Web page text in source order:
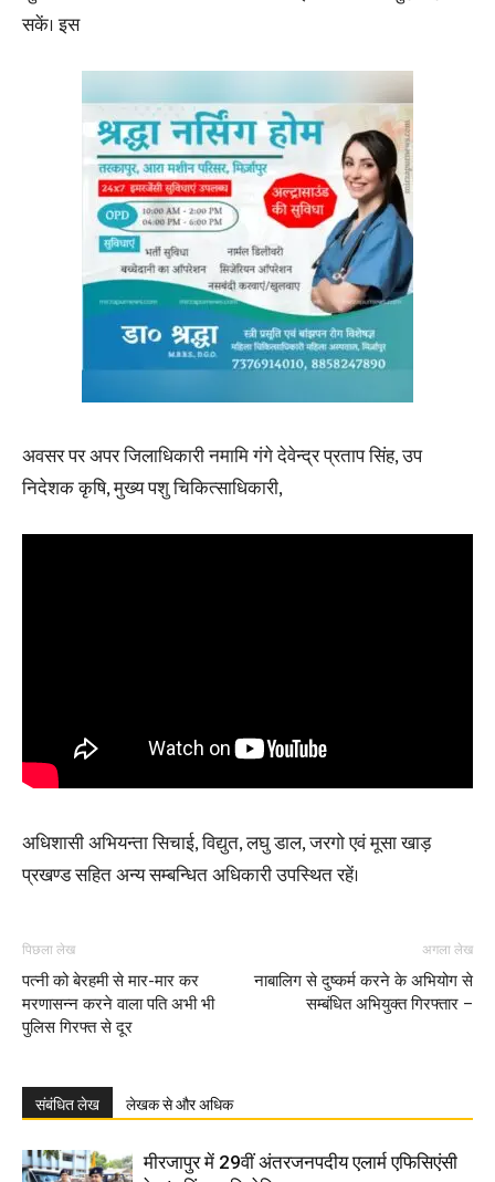
सकें। इस
अवसर पर अपर जिलाधिकारी नमामि गंगे देवेन्द्र प्रताप सिंह, उप
निदेशक कृषि, मुख्य पशु चिकित्साधिकारी,
अधिशासी अभियन्ता सिचाई, विद्युत, लघु डाल, जरगो एवं मूसा खाड़
प्रखण्ड सहित अन्य सम्बन्धित अधिकारी उपस्थित रहें।
पिछला लेख
पत्नी को बेरहमी से मार-मार कर
मरणासन्न करने वाला पति अभी भी
पुलिस गिरफ्त से दूर
अगला लेख
नाबालिग से दुष्कर्म करने के अभियोग से
सम्बंधित अभियुक्त गिरफ्तार –
संबंधित लेख लेखक से और अधिक
मीरजापुर में 29वीं अंतरजनपदीय एलार्म एफिसिएंसी